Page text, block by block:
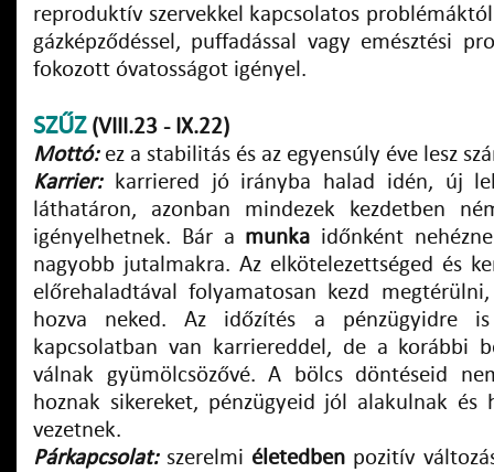
reproduktív szervekkel kapcsolatos
gázképződéssel, puffadással vagy emésztési
fokozott óvatosságot igényel.
SZŰZ (VIII.23 - IX.22)
Mottó:ez a stabilitás és az egyensúly éve lesz
Karrier:karriered jó irányba halad idén, új
láthatáron, azonban mindezek kezdetben
igényelhetnek. Bár a munka időnként
nagyobb jutalmakra. Az elkötelezettséged és
előrehaladtával folyamatosan kezd
hozva neked. Az időzítés a pénzügyidre is
kapcsolatban van karriereddel, de a korábbi
válnak gyümölcsözővé. A bölcs döntéseid
hoznak sikereket, pénzügyeid jól alakulnak és
vezetnek.
Párkapcsolat: szerelmi életedben pozitív